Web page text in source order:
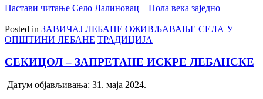
Настави читање Село Лалиновац – Пола века заједно
Posted in ЗАВИЧАЈ ЛЕБАНЕ ОЖИВЉАВАЊЕ СЕЛА У
ОПШТИНИ ЛЕБАНЕ ТРАДИЦИЈА
СЕКИЦОЛ – ЗАПРЕТАНЕ ИСКРЕ ЛЕБАНСКЕ
Датум објављивања: 31. маја 2024.